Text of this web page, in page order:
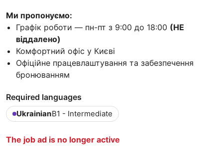
Ми пропонуємо:
Графік роботи — пн-пт з 9:00 до 18:00 (НЕ
віддалено)
Комфортний офіс у Києві
Офіційне працевлаштування та забезпечення
бронюванням
Required languages
UkrainianB1 - Intermediate
The job ad is no longer active